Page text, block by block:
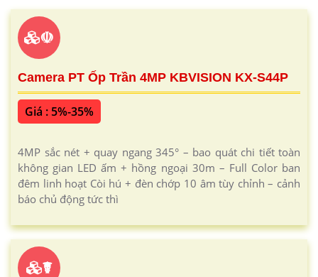
☫
Camera PT Ốp Trần 4MP KBVISION KX-S44P
Giá : 5%-35%
4MP sắc nét + quay ngang 345° – bao quát chi tiết toàn
không gian LED ấm + hồng ngoại 30m – Full Color ban
đêm linh hoạt Còi hú + đèn chớp 10 âm tùy chỉnh – cảnh
báo chủ động tức thì
☤